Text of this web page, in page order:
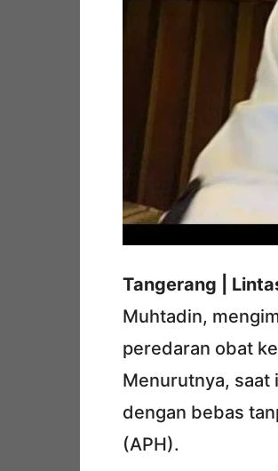
Tangerang |
Muhtadin,
peredaran obat
Menurutnya,
dengan bebas
(APH).